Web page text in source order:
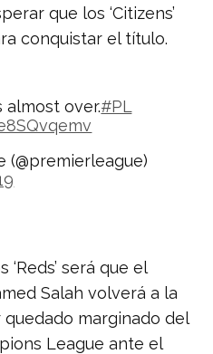
que los ‘Citizens’
conquistar el título.
over.#PL
(@premierleague)
será que el
Salah volverá a la
marginado del
League ante el